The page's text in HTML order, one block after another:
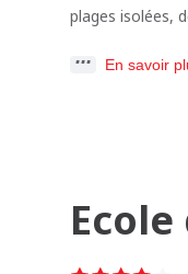
plages isolées,
En savoir